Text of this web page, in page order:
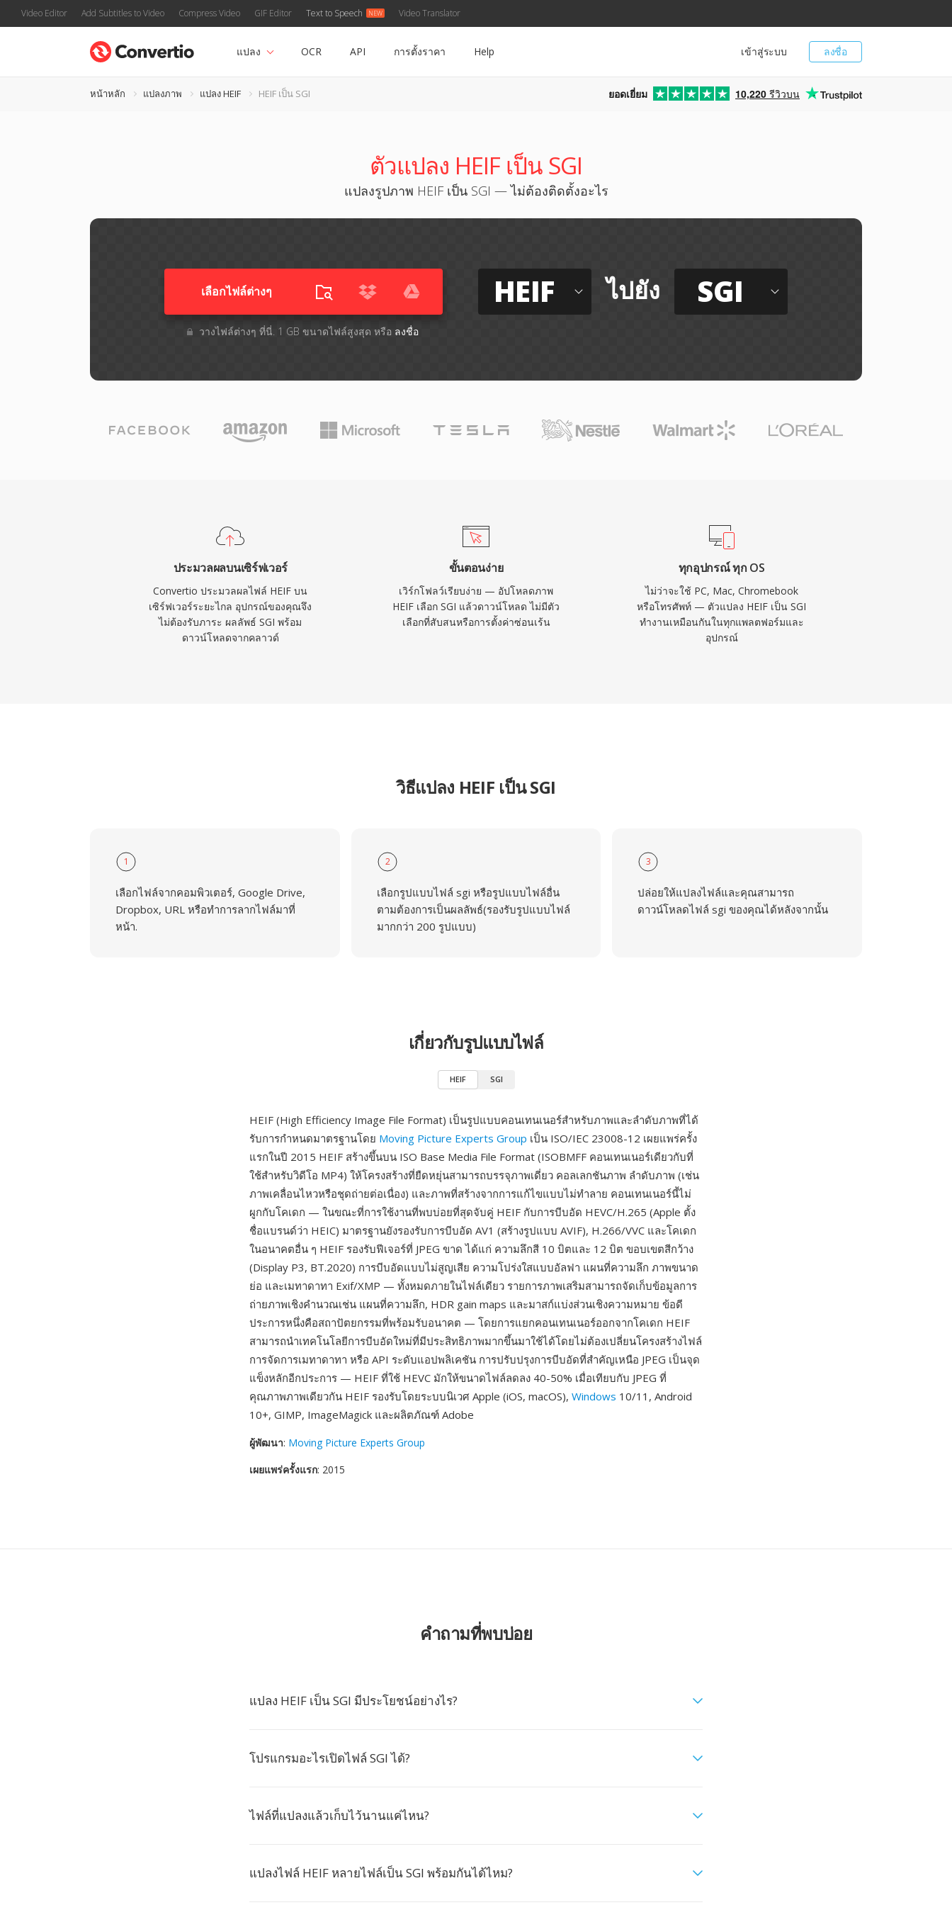
Video Editor Add Subtitles to Video Compress Video GIF Editor Text to Speech Video Translator
ลงชื่อ
เข้าสู่ระบบ
แปลง OCR API การตั้งราคา Help
หน้าหลัก แปลงภาพ แปลง HEIF HEIF เป็น SGI ยอดเยี่ยม 10,220 รีวิวบน
ตัวแปลง HEIF เป็น SGI
แปลงรูปภาพ HEIF เป็น SGI — ไม่ต้องติดตั้งอะไร
เลือกไฟล์ต่างๆ​
วางไฟล์ต่างๆ​ ที่นี่. 1 GB ขนาดไฟล์สูงสุด หรือ ลงชื่อ
HEIF ไปยัง SGI
ประมวลผลบนเซิร์ฟเวอร์
Convertio ประมวลผลไฟล์ HEIF บน
เซิร์ฟเวอร์ระยะไกล อุปกรณ์ของคุณจึง
ไม่ต้องรับภาระ ผลลัพธ์ SGI พร้อม
ดาวน์โหลดจากคลาวด์
ขั้นตอนง่าย
เวิร์กโฟลว์เรียบง่าย — อัปโหลดภาพ
HEIF เลือก SGI แล้วดาวน์โหลด ไม่มีตัว
เลือกที่สับสนหรือการตั้งค่าซ่อนเร้น
ทุกอุปกรณ์ ทุก OS
ไม่ว่าจะใช้ PC, Mac, Chromebook
หรือโทรศัพท์ — ตัวแปลง HEIF เป็น SGI
ทำงานเหมือนกันในทุกแพลตฟอร์มและ
อุปกรณ์
วิธีแปลง HEIF เป็น SGI
1
เลือกไฟล์จากคอมพิวเตอร์, Google Drive,
Dropbox, URL หรือทำการลากไฟล์มาที่
หน้า.
2
เลือกรูปแบบไฟล์ sgi หรือรูปแบบไฟล์อื่น
ตามต้องการเป็นผลลัพธ์(รองรับรูปแบบไฟล์
มากกว่า 200 รูปแบบ)
3
ปล่อยให้แปลงไฟล์และคุณสามารถ
ดาวน์โหลดไฟล์ sgi ของคุณได้หลังจากนั้น
เกี่ยวกับรูปแบบไฟล์
HEIF SGI
HEIF (High Efficiency Image File Format) เป็นรูปแบบคอนเทนเนอร์สำหรับภาพและลำดับภาพที่ได้
รับการกำหนดมาตรฐานโดย Moving Picture Experts Group เป็น ISO/IEC 23008-12 เผยแพร่ครั้ง
แรกในปี 2015 HEIF สร้างขึ้นบน ISO Base Media File Format (ISOBMFF คอนเทนเนอร์เดียวกับที่
ใช้สำหรับวิดีโอ MP4) ให้โครงสร้างที่ยืดหยุ่นสามารถบรรจุภาพเดี่ยว คอลเลกชันภาพ ลำดับภาพ (เช่น
ภาพเคลื่อนไหวหรือชุดถ่ายต่อเนื่อง) และภาพที่สร้างจากการแก้ไขแบบไม่ทำลาย คอนเทนเนอร์นี้ไม่
ผูกกับโคเดก — ในขณะที่การใช้งานที่พบบ่อยที่สุดจับคู่ HEIF กับการบีบอัด HEVC/H.265 (Apple ตั้ง
ชื่อแบรนด์ว่า HEIC) มาตรฐานยังรองรับการบีบอัด AV1 (สร้างรูปแบบ AVIF), H.266/VVC และโคเดก
ในอนาคตอื่น ๆ HEIF รองรับฟีเจอร์ที่ JPEG ขาด ได้แก่ ความลึกสี 10 บิตและ 12 บิต ขอบเขตสีกว้าง
(Display P3, BT.2020) การบีบอัดแบบไม่สูญเสีย ความโปร่งใสแบบอัลฟา แผนที่ความลึก ภาพขนาด
ย่อ และเมทาดาทา Exif/XMP — ทั้งหมดภายในไฟล์เดียว รายการภาพเสริมสามารถจัดเก็บข้อมูลการ
ถ่ายภาพเชิงคำนวณเช่น แผนที่ความลึก, HDR gain maps และมาสก์แบ่งส่วนเชิงความหมาย ข้อดี
ประการหนึ่งคือสถาปัตยกรรมที่พร้อมรับอนาคต — โดยการแยกคอนเทนเนอร์ออกจากโคเดก HEIF
สามารถนำเทคโนโลยีการบีบอัดใหม่ที่มีประสิทธิภาพมากขึ้นมาใช้ได้โดยไม่ต้องเปลี่ยนโครงสร้างไฟล์
การจัดการเมทาดาทา หรือ API ระดับแอปพลิเคชัน การปรับปรุงการบีบอัดที่สำคัญเหนือ JPEG เป็นจุด
แข็งหลักอีกประการ — HEIF ที่ใช้ HEVC มักให้ขนาดไฟล์ลดลง 40-50% เมื่อเทียบกับ JPEG ที่
คุณภาพภาพเดียวกัน HEIF รองรับโดยระบบนิเวศ Apple (iOS, macOS), Windows 10/11, Android
10+, GIMP, ImageMagick และผลิตภัณฑ์ Adobe
ผู้พัฒนา: Moving Picture Experts Group
เผยแพร่ครั้งแรก: 2015
คำถามที่พบบ่อย
แปลง HEIF เป็น SGI มีประโยชน์อย่างไร?
โปรแกรมอะไรเปิดไฟล์ SGI ได้?
ไฟล์ที่แปลงแล้วเก็บไว้นานแค่ไหน?
แปลงไฟล์ HEIF หลายไฟล์เป็น SGI พร้อมกันได้ไหม?